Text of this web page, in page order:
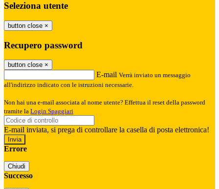
Seleziona utente
button close ×
Recupero password
button close ×
E-mail Verrà inviato un messaggio
all'indirizzo indicato con le istruzioni necessarie.
Non hai una e-mail associata al nome utente? Effettua il reset della password
tramite la Login Spaggiari
E-mail inviata, si prega di controllare la casella di posta elettronica!
Errore
Chiudi
Successo